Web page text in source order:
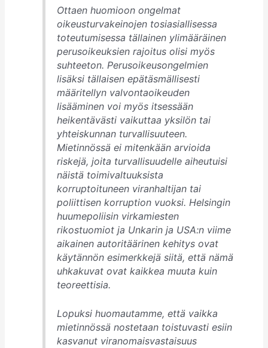
Ottaen huomioon ongelmat
oikeusturvakeinojen tosiasiallisessa
toteutumisessa tällainen ylimääräinen
perusoikeuksien rajoitus olisi myös
suhteeton. Perusoikeusongelmien
lisäksi tällaisen epätäsmällisesti
määritellyn valvontaoikeuden
lisääminen voi myös itsessään
heikentävästi vaikuttaa yksilön tai
yhteiskunnan turvallisuuteen.
Mietinnössä ei mitenkään arvioida
riskejä, joita turvallisuudelle aiheutuisi
näistä toimivaltuuksista
korruptoituneen viranhaltijan tai
poliittisen korruption vuoksi. Helsingin
huumepoliisin virkamiesten
rikostuomiot ja Unkarin ja USA:n viime
aikainen autoritäärinen kehitys ovat
käytännön esimerkkejä siitä, että nämä
uhkakuvat ovat kaikkea muuta kuin
teoreettisia.
Lopuksi huomautamme, että vaikka
mietinnössä nostetaan toistuvasti esiin
kasvanut viranomaisvastaisuus